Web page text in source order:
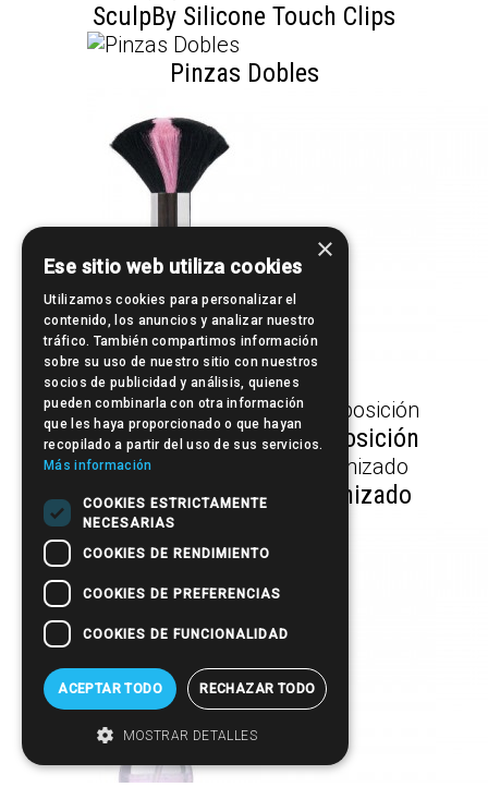
SculpBy Silicone Touch Clips
Pinzas Dobles
Cepillo cuello
Spray Pulverizador Multiposición
Spray pulverizador micronizado
×
Ese sitio web utiliza cookies
Utilizamos cookies para personalizar el
contenido, los anuncios y analizar nuestro
tráfico. También compartimos información
sobre su uso de nuestro sitio con nuestros
socios de publicidad y análisis, quienes
pueden combinarla con otra información
que les haya proporcionado o que hayan
recopilado a partir del uso de sus servicios.
Más información
COOKIES ESTRICTAMENTE
NECESARIAS
COOKIES DE RENDIMIENTO
COOKIES DE PREFERENCIAS
COOKIES DE FUNCIONALIDAD
ACEPTAR TODO RECHAZAR TODO
MOSTRAR DETALLES